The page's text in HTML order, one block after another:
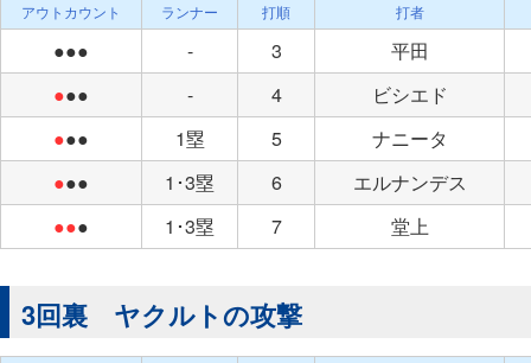
アウトカウント ランナー 打順 打者
●●● - 3
平田
●●● - 4
ビシエド
●●● 1塁 5
ナニータ
●●● 1･3塁 6
エルナンデス
●●● 1･3塁 7 堂上
3回裏 ヤクルトの攻撃